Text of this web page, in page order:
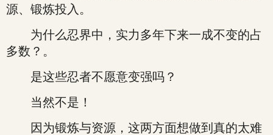
源、锻炼投入。
为什么忍界中，实力多年下来一成不变的占
多数？。
是这些忍者不愿意变强吗？
当然不是！
因为锻炼与资源，这两方面想做到真的太难